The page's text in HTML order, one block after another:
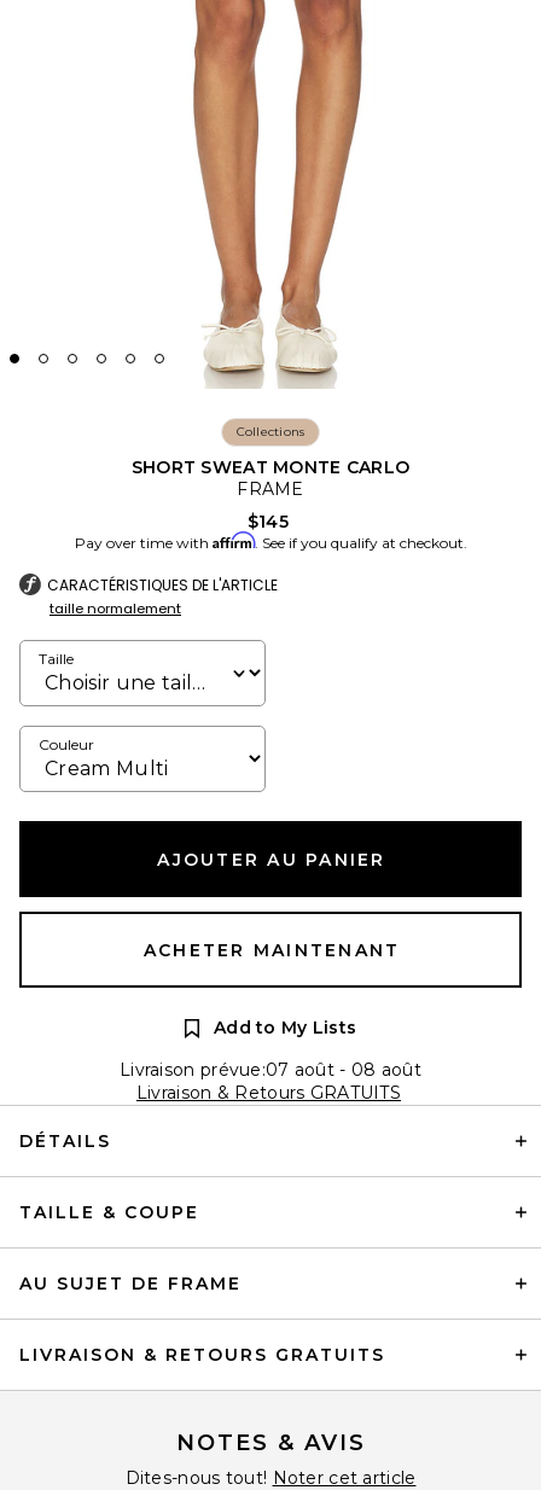
Collections
SHORT SWEAT MONTE CARLO
FRAME
$145
Pay over time with Affirm. See if you qualify at checkout.
CARACTÉRISTIQUES DE L'ARTICLE
taille normalement
Taille
Couleur
AJOUTER AU PANIER
ACHETER MAINTENANT
Add to My Lists
Livraison prévue:07 août - 08 août
Livraison & Retours GRATUITS
DÉTAILS
TAILLE & COUPE
AU SUJET DE FRAME
LIVRAISON & RETOURS GRATUITS
NOTES & AVIS
Dites-nous tout! Noter cet article